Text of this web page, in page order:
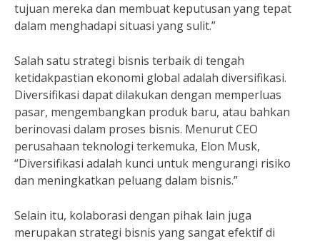
tujuan mereka dan membuat keputusan yang tepat
dalam menghadapi situasi yang sulit.”
Salah satu strategi bisnis terbaik di tengah
ketidakpastian ekonomi global adalah diversifikasi.
Diversifikasi dapat dilakukan dengan memperluas
pasar, mengembangkan produk baru, atau bahkan
berinovasi dalam proses bisnis. Menurut CEO
perusahaan teknologi terkemuka, Elon Musk,
“Diversifikasi adalah kunci untuk mengurangi risiko
dan meningkatkan peluang dalam bisnis.”
Selain itu, kolaborasi dengan pihak lain juga
merupakan strategi bisnis yang sangat efektif di